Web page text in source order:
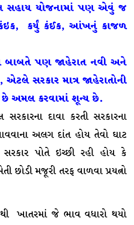
સહાય યોજનામાં પણ એવું જ
કર્યું કંઈક, આંખનું કાજળ
બાબતે પણ જાહેરાત નવી અને
સરકાર માત્ર જાહેરાતોની
છે અમલ કરવામાં શૂન્ય છે.
દાવા કરતી સરકારના
અલગ દાંત હોય તેવો ઘાટ
પોતે ઇચ્છી રહી હોય કે
છોડી મજૂરી તરફ વાળવા પ્રયત્નો
ખાતરમાં જે ભાવ વધારો થયો